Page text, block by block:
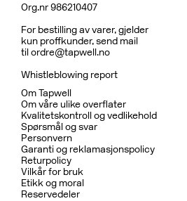
Org.nr 986210407
For bestilling av varer, gjelder
kun proffkunder, send mail
tilordre@tapwell.no
Whistleblowing report
Om Tapwell
Om våre ulike overflater
Kvalitetskontroll og vedlikehold
Spørsmål og svar
Personvern
Garanti og reklamasjonspolicy
Returpolicy
Vilkår for bruk
Etikk og moral
Reservedeler